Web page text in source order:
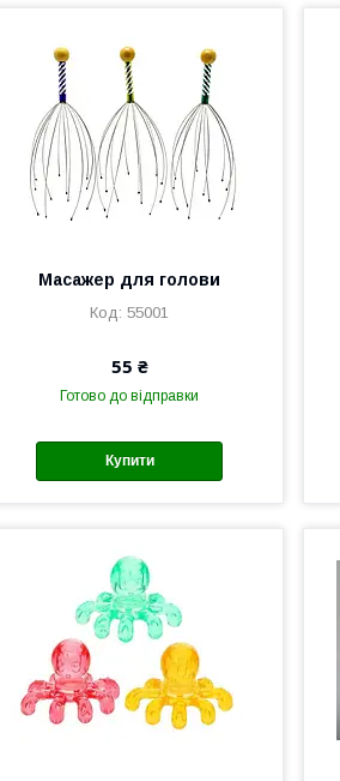
Масажер для голови
55001
55 ₴
Готово до відправки
Купити